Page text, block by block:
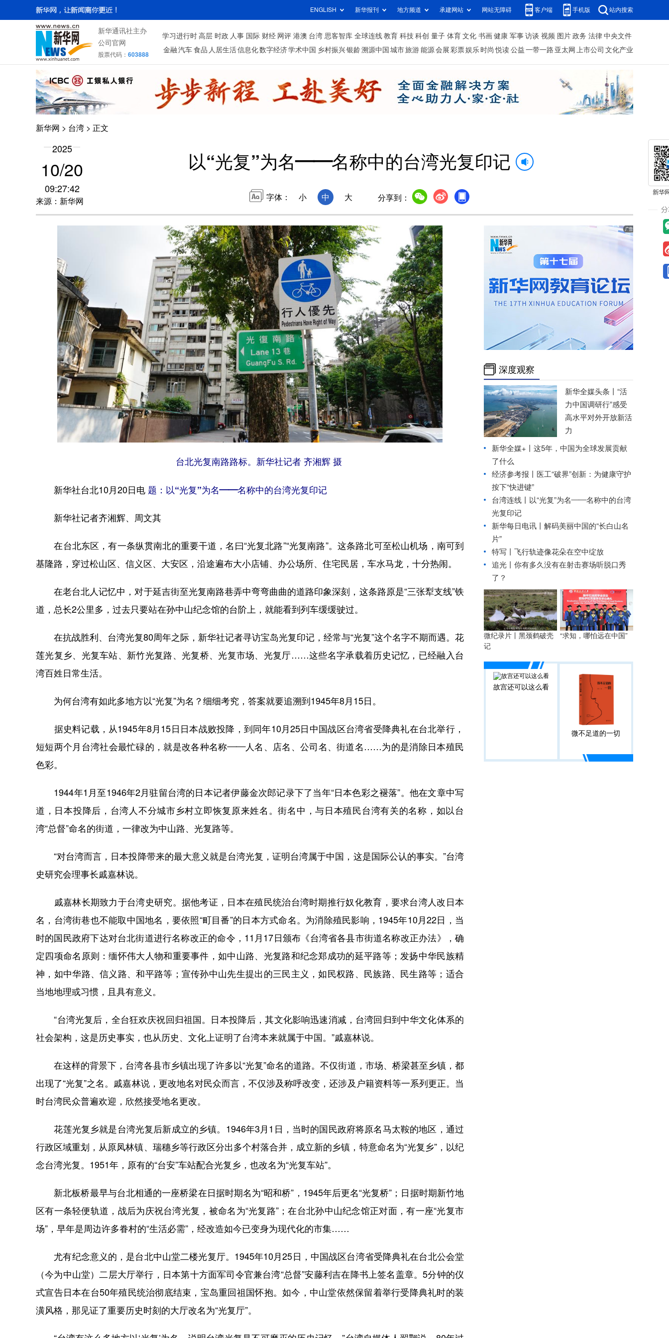
ENGLISH 新华报刊 地方频道 承建网站 网站无障碍 客户端 手机版 站内搜索
新华通讯社主办
公司官网
股票代码： 603888
学习进行时 高层 时政 人事 国际 财经 网评 港澳 台湾 思客智库 全球连线 教育 科技 科创 量子 体育 文化 书画 健康 军事 访谈 视频 图片 政务 法律 中央文件
金融 汽车 食品 人居生活信息化数字经济学术中国 乡村振兴银龄溯源中国 城市旅游 能源 会展 彩票娱乐 时尚 悦读 公益 一带一路 亚太网 上市公司 文化产业
新华网 > 台湾 > 正文
2025
10/20
09:27:42
来源：新华网
以“光复”为名——名称中的台湾光复印记
字体： 小 中 大 分享到：
台北光复南路路标。新华社记者 齐湘辉 摄
新华社台北10月20日电 题：以“光复”为名——名称中的台湾光复印记
新华社记者齐湘辉、周文其
在台北东区，有一条纵贯南北的重要干道，名曰“光复北路”“光复南路”。这条路北可至松山机场，南可到
基隆路，穿过松山区、信义区、大安区，沿途遍布大小店铺、办公场所、住宅民居，车水马龙，十分热闹。
在老台北人记忆中，对于延吉街至光复南路巷弄中弯弯曲曲的道路印象深刻，这条路原是“三张犁支线”铁
道，总长2公里多，过去只要站在孙中山纪念馆的台阶上，就能看到列车缓缓驶过。
在抗战胜利、台湾光复80周年之际，新华社记者寻访宝岛光复印记，经常与“光复”这个名字不期而遇。花
莲光复乡、光复车站、新竹光复路、光复桥、光复市场、光复厅……这些名字承载着历史记忆，已经融入台
湾百姓日常生活。
为何台湾有如此多地方以“光复”为名？细细考究，答案就要追溯到1945年8月15日。
据史料记载，从1945年8月15日日本战败投降，到同年10月25日中国战区台湾省受降典礼在台北举行，
短短两个月台湾社会最忙碌的，就是改各种名称——人名、店名、公司名、街道名……为的是消除日本殖民
色彩。
1944年1月至1946年2月驻留台湾的日本记者伊藤金次郎记录下了当年“日本色彩之褪落”。他在文章中写
道，日本投降后，台湾人不分城市乡村立即恢复原来姓名。街名中，与日本殖民台湾有关的名称，如以台
湾“总督”命名的街道，一律改为中山路、光复路等。
“对台湾而言，日本投降带来的最大意义就是台湾光复，证明台湾属于中国，这是国际公认的事实。”台湾
史研究会理事长戚嘉林说。
戚嘉林长期致力于台湾史研究。据他考证，日本在殖民统治台湾时期推行奴化教育，要求台湾人改日本
名，台湾街巷也不能取中国地名，要依照“町目番”的日本方式命名。为消除殖民影响，1945年10月22日，当
时的国民政府下达对台北街道进行名称改正的命令，11月17日颁布《台湾省各县市街道名称改正办法》，确
定四项命名原则：缅怀伟大人物和重要事件，如中山路、光复路和纪念郑成功的延平路等；发扬中华民族精
神，如中华路、信义路、和平路等；宣传孙中山先生提出的三民主义，如民权路、民族路、民生路等；适合
当地地理或习惯，且具有意义。
“台湾光复后，全台狂欢庆祝回归祖国。日本投降后，其文化影响迅速消减，台湾回归到中华文化体系的
社会架构，这是历史事实，也从历史、文化上证明了台湾本来就属于中国。”戚嘉林说。
在这样的背景下，台湾各县市乡镇出现了许多以“光复”命名的道路。不仅街道，市场、桥梁甚至乡镇，都
出现了“光复”之名。戚嘉林说，更改地名对民众而言，不仅涉及称呼改变，还涉及户籍资料等一系列更正。当
时台湾民众普遍欢迎，欣然接受地名更改。
花莲光复乡就是台湾光复后新成立的乡镇。1946年3月1日，当时的国民政府将原名马太鞍的地区，通过
行政区域重划，从原凤林镇、瑞穗乡等行政区分出多个村落合并，成立新的乡镇，特意命名为“光复乡”，以纪
念台湾光复。1951年，原有的“台安”车站配合光复乡，也改名为“光复车站”。
新北板桥最早与台北相通的一座桥梁在日据时期名为“昭和桥”，1945年后更名“光复桥”；日据时期新竹地
区有一条轻便轨道，战后为庆祝台湾光复，被命名为“光复路”；在台北孙中山纪念馆正对面，有一座“光复市
场”，早年是周边许多眷村的“生活必需”，经改造如今已变身为现代化的市集……
尤有纪念意义的，是台北中山堂二楼光复厅。1945年10月25日，中国战区台湾省受降典礼在台北公会堂
（今为中山堂）二层大厅举行，日本第十方面军司令官兼台湾“总督”安藤利吉在降书上签名盖章。5分钟的仪
式宣告日本在台50年殖民统治彻底结束，宝岛重回祖国怀抱。如今，中山堂依然保留着举行受降典礼时的装
潢风格，那见证了重要历史时刻的大厅改名为“光复厅”。
深度观察
新华全媒头条丨 “活
力中国调研行”感受
高水平对外开放新活
力
新华全媒+丨 这5年，中国为全球发展贡献
了什么
经济参考报丨
医工“破界”创新：为健康守护
按下“快进键”
台湾连线丨
以“光复”为名——名称中的台湾
光复印记
新华每日电讯丨 解码美丽中国的“长白山名
片”
特写丨飞行轨迹像花朵在空中绽放
追光丨 你有多久没有在射击赛场听脱口秀
了？
微纪录片丨黑颈鹤破壳
记
“求知，哪怕远在中国”
故宫还可以这么看
微不足道的一切